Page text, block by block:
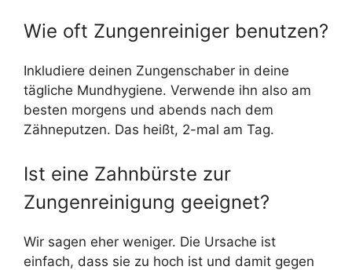
Wie oft Zungenreiniger benutzen?
Inkludiere deinen Zungenschaber in deine
tägliche Mundhygiene. Verwende ihn also am
besten morgens und abends nach dem
Zähneputzen. Das heißt, 2-mal am Tag.
Ist eine Zahnbürste zur
Zungenreinigung geeignet?
Wir sagen eher weniger. Die Ursache ist
einfach, dass sie zu hoch ist und damit gegen